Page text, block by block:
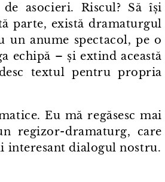
asocieri. Riscul? Să își
parte, există dramaturgul
anume spectacol, pe o
echipă – și extind această
textul pentru propria
Eu mă regăsesc mai
regizor⁠-⁠dramaturg, care
interesant dialogul nostru.